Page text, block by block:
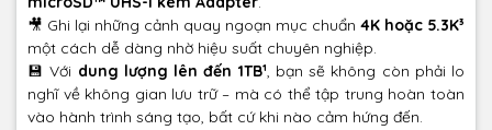
🎥 Ghi lại những cảnh quay ngoạn mục chuẩn 4K hoặc 5.3K³
một cách dễ dàng nhờ hiệu suất chuyên nghiệp.
💾 Với dung lượng lên đến 1TB¹, bạn sẽ không còn phải lo
nghĩ về không gian lưu trữ – mà có thể tập trung hoàn toàn
vào hành trình sáng tạo, bất cứ khi nào cảm hứng đến.